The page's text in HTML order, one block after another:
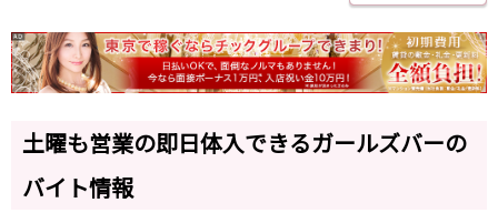
土曜も営業の即日体入できるガールズバーの
バイト情報
三重県
四日市
岐阜
春日井駅
金山駅
名鉄岐阜駅